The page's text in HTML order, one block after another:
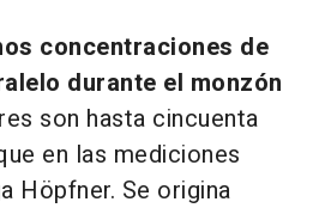
concentraciones de
durante el monzón
son hasta cincuenta
en las mediciones
Höpfner. Se origina